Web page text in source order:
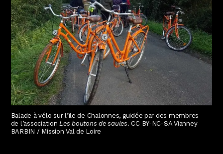
Balade à vélo sur l’île de Chalonnes, guidée par des membres
de l’associationLes boutons de saules. CC BY-NC-SA Vianney
BARBIN / Mission Val de Loire